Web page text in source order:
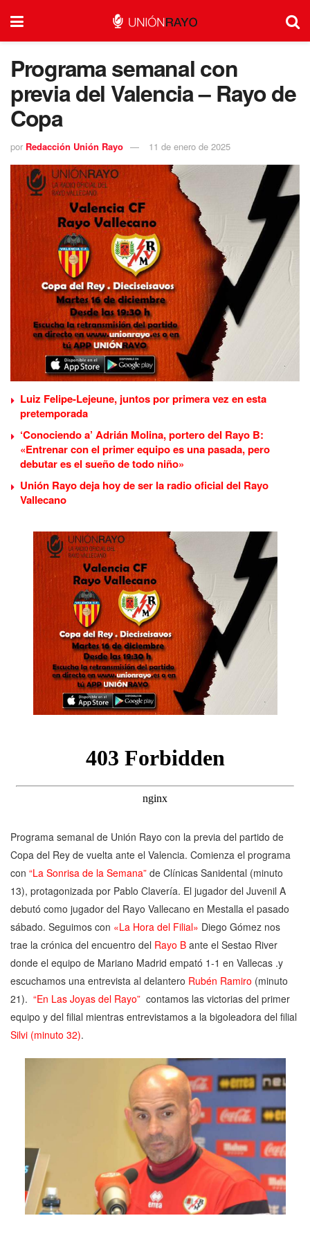
Programa semanal con
previa del Valencia – Rayo de
Copa
por Redacción Unión Rayo 11 de enero de 2025
Luiz Felipe-Lejeune, juntos por primera vez en esta
pretemporada
‘Conociendo a’ Adrián Molina, portero del Rayo B:
«Entrenar con el primer equipo es una pasada, pero
debutar es el sueño de todo niño»
Unión Rayo deja hoy de ser la radio oficial del Rayo
Vallecano
Programa semanal de Unión Rayo con la previa del partido de
Copa del Rey de vuelta ante el Valencia. Comienza el programa
con “La Sonrisa de la Semana” de Clínicas Sanidental (minuto
13), protagonizada por Pablo Clavería. El jugador del Juvenil A
debutó como jugador del Rayo Vallecano en Mestalla el pasado
sábado. Seguimos con «La Hora del Filial» Diego Gómez nos
trae la crónica del encuentro del Rayo B ante el Sestao River
donde el equipo de Mariano Madrid empató 1-1 en Vallecas .y
escuchamos una entrevista al delantero Rubén Ramiro (minuto
21). “En Las Joyas del Rayo” contamos las victorias del primer
equipo y del filial mientras entrevistamos a la bigoleadora del filial
Silvi (minuto 32).